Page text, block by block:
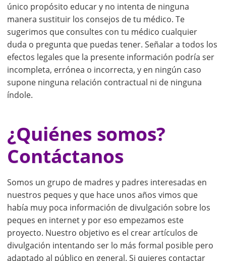
único propósito educar y no intenta de ninguna
manera sustituir los consejos de tu médico. Te
sugerimos que consultes con tu médico cualquier
duda o pregunta que puedas tener. Señalar a todos los
efectos legales que la presente información podría ser
incompleta, errónea o incorrecta, y en ningún caso
supone ninguna relación contractual ni de ninguna
índole.
¿Quiénes somos?
Contáctanos
Somos un grupo de madres y padres interesadas en
nuestros peques y que hace unos años vimos que
había muy poca información de divulgación sobre los
peques en internet y por eso empezamos este
proyecto. Nuestro objetivo es el crear artículos de
divulgación intentando ser lo más formal posible pero
adaptado al público en general. Si quieres contactar